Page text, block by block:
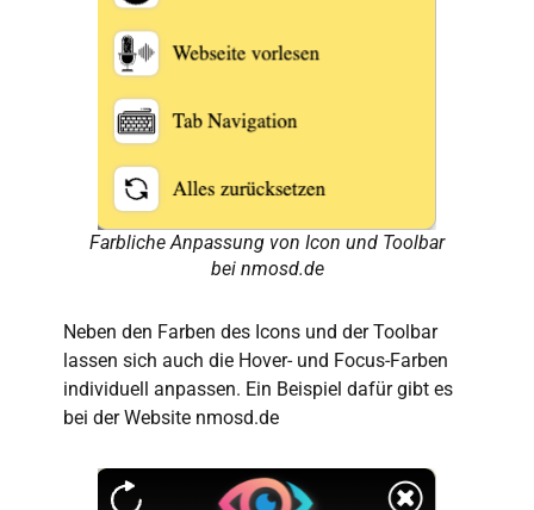
Farbliche Anpassung von Icon und Toolbar
bei nmosd.de
Neben den Farben des Icons und der Toolbar
lassen sich auch die Hover- und Focus-Farben
individuell anpassen. Ein Beispiel dafür gibt es
bei der Website nmosd.de